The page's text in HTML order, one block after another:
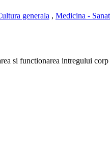
generala , Medicina -
si functionarea intregului